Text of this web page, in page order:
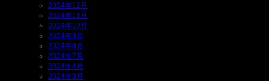
2024年12月
2024年11月
2024年10月
2024年9月
2024年8月
2024年7月
2024年4月
2024年3月